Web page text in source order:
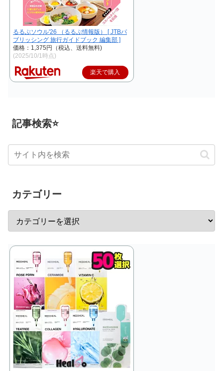
るるぶソウル'26 （るるぶ情報版） [ JTBパ
ブリッシング 旅行ガイドブック 編集部 ]
価格：1,375円（税込、送料無料)
(2025/10/1時点)
楽天で購入
記事検索⭐
カテゴリー